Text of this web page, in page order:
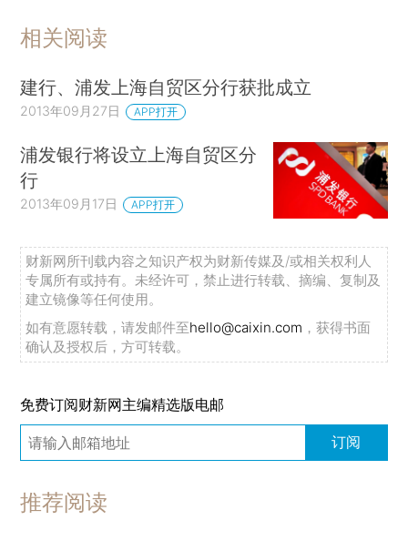
相关阅读
建行、浦发上海自贸区分行获批成立
2013年09月27日 APP打开
浦发银行将设立上海自贸区分
行
2013年09月17日 APP打开
财新网所刊载内容之知识产权为财新传媒及/或相关权利人
专属所有或持有。未经许可，禁止进行转载、摘编、复制及
建立镜像等任何使用。
如有意愿转载，请发邮件至hello@caixin.com ，获得书面
确认及授权后，方可转载。
免费订阅财新网主编精选版电邮
订阅
推荐阅读